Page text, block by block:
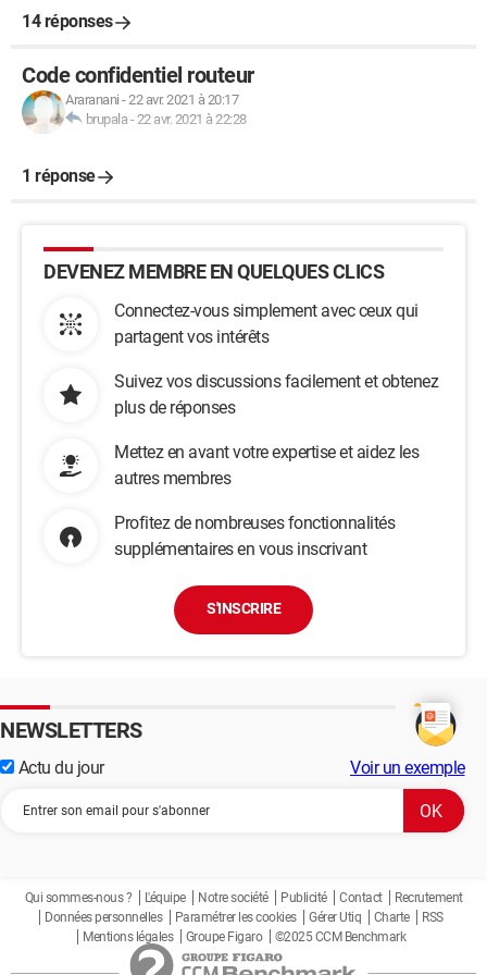
Certains commutateurs de niveau 3 gèrent le routage inter
14 réponses
Code confidentiel routeur
Araranani -22 avr. 2021 à 20:17
brupala -22 avr. 2021 à 22:28
1 réponse
DEVENEZ MEMBRE EN QUELQUES CLICS
Connectez-vous simplement avec ceux qui
partagent vos intérêts
Suivez vos discussions facilement et obtenez
plus de réponses
Mettez en avant votre expertise et aidez les
autres membres
Profitez de nombreuses fonctionnalités
supplémentaires en vous inscrivant
S'INSCRIRE
NEWSLETTERS
Actu du jour Voir un exemple
Qui sommes-nous ? L'équipe Notre société Publicité Contact
Recrutement
Données personnelles
Paramétrer les cookies Gérer Utiq Charte
RSS
Mentions légales
Groupe Figaro ©2025 CCM Benchmark